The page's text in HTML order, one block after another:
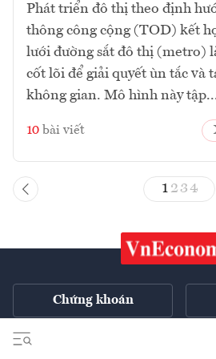
Phát triển đô thị theo định
thông công cộng (TOD) kết
lưới đường sắt đô thị (metro)
cốt lõi để giải quyết ùn tắc và
không gian. Mô hình này
10 bài viết
1 23 4
Chứng khoán